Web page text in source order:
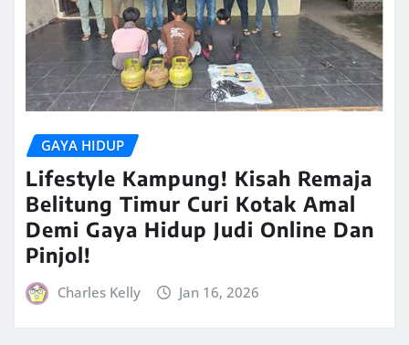
GAYA HIDUP
Lifestyle Kampung! Kisah Remaja
Belitung Timur Curi Kotak Amal
Demi Gaya Hidup Judi Online Dan
Pinjol!
Charles Kelly Jan 16, 2026